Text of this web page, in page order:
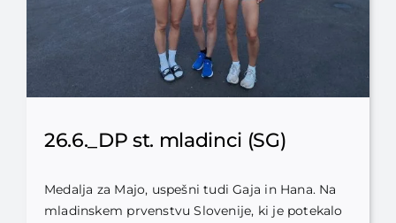
26.6._DP st. mladinci (SG)
Medalja za Majo, uspešni tudi Gaja in Hana. Na
mladinskem prvenstvu Slovenije, ki je potekalo